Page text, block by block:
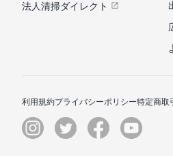
法人清掃ダイレクト
利用規約プライバシーポリシー特定商取